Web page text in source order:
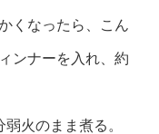
くなったら、こん
ンナーを入れ、約
火のまま煮る。